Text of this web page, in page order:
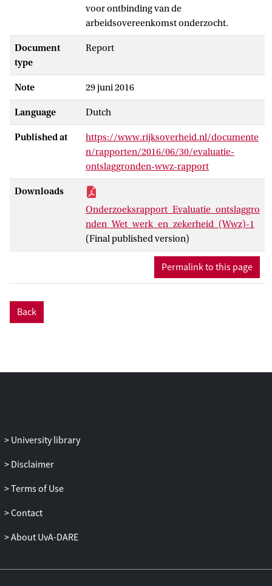
voor ontbinding van de
arbeidsovereenkomst onderzocht.
Document
type
Report
Note 29 juni 2016
Language Dutch
Published at
https://www.rijksoverheid.nl/documente
n/rapporten/2016/06/30/evaluatie-
ontslaggronden-wwz-rapport
Downloads
Onderzoeksrapport_Evaluatie_ontslaggro
nden_Wet_werk_en_zekerheid_(Wwz)-1
(Final published version)
Permalink to this page
Back
University library
Disclaimer
Terms of Use
Contact
About UvA-DARE